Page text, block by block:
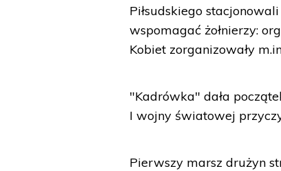
Piłsudskiego
wspomagać żołnierzy:
Kobiet zorganizowały
"Kadrówka" dała
I wojny światowej
Pierwszy marsz drużyn